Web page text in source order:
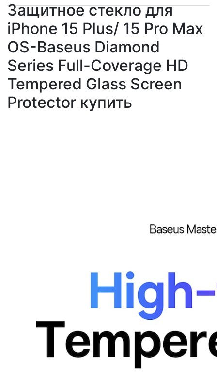
Защитное стекло для
iPhone 15 Plus/ 15 Pro Max
OS-Baseus Diamond
Series Full-Coverage HD
Tempered Glass Screen
Protector купить